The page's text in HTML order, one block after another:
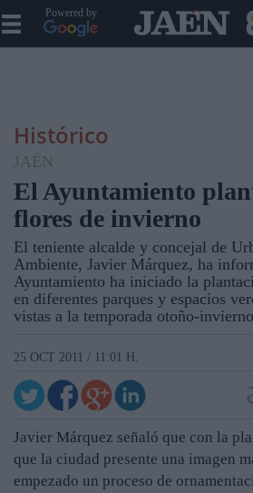
Powered by
Histórico
JAÉN
El Ayuntamiento
flores de invierno
El teniente alcalde y concejal de
Ambiente, Javier Márquez, ha
Ayuntamiento ha iniciado la
en diferentes parques y espacios
vistas a la temporada otoño-
25 OCT 2011 / 11:01 H.
Javier Márquez señaló que con la
que la ciudad presente una imagen
empezado un proceso de